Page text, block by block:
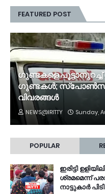
FEATURED POST
ഗുണ്ടകളെ പൂട്ടാനുറച്ച്
ഗുണ്ടകൾ;
വിവരങ്ങൾ
NEWS@IRITTY Sunday,
POPULAR
ഇരിട്ടി
ശ്രമമെന്ന്
നാട്ടുകാർ